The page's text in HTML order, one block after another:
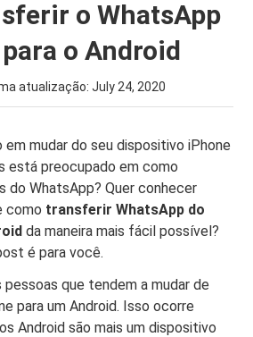
o WhatsApp
o Android
atualização:July 24, 2020
mudar do seu dispositivo iPhone
está preocupado em como
do WhatsApp? Quer conhecer
como transferir WhatsApp do
da maneira mais fácil possível?
é para você.
pessoas que tendem a mudar de
para um Android. Isso ocorre
Android são mais um dispositivo